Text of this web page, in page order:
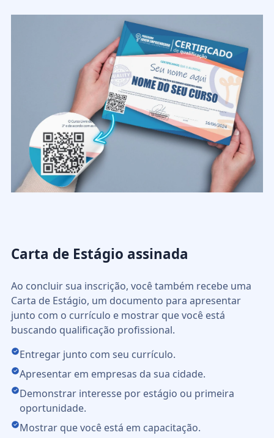
Carta de Estágio assinada
Ao concluir sua inscrição, você também recebe uma
Carta de Estágio, um documento para apresentar
junto com o currículo e mostrar que você está
buscando qualificação profissional.
Entregar junto com seu currículo.
Apresentar em empresas da sua cidade.
Demonstrar interesse por estágio ou primeira
oportunidade.
Mostrar que você está em capacitação.